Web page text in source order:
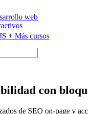
web
+ Más cursos
con
de SEO on-page y